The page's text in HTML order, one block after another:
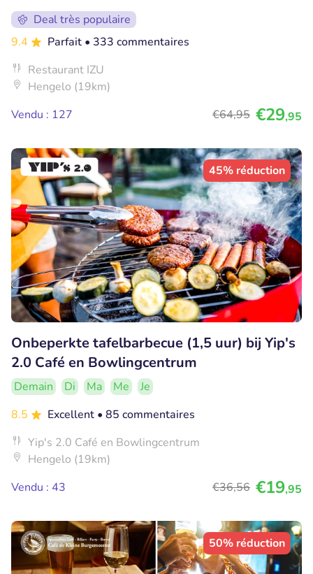
Deal très populaire
9.4
Parfait • 333 commentaires
Restaurant IZU
Hengelo (19km)
Vendu : 127
€64,95 €29,95
45% réduction
Onbeperkte tafelbarbecue (1,5 uur) bij Yip's
2.0 Café en Bowlingcentrum
Demain Di Ma Me
Je
8.5
Excellent • 85 commentaires
Yip's 2.0 Café en Bowlingcentrum
Hengelo (19km)
Vendu : 43
€36,56 €19,95
50% réduction